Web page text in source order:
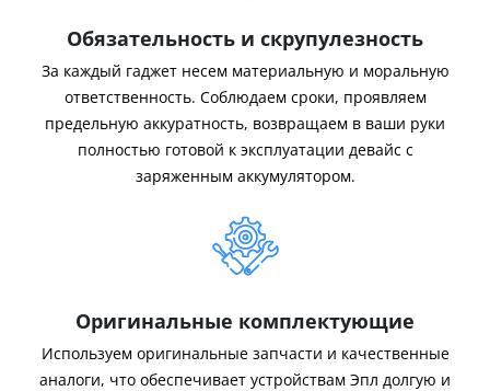
Обязательность и скрупулезность
За каждый гаджет несем материальную и моральную
ответственность. Соблюдаем сроки, проявляем
предельную аккуратность, возвращаем в ваши руки
полностью готовой к эксплуатации девайс с
заряженным аккумулятором.
Оригинальные комплектующие
Используем оригинальные запчасти и качественные
аналоги, что обеспечивает устройствам Эпл долгую и